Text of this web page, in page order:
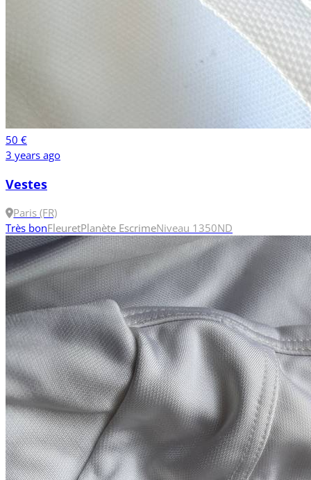
50 €
3 years ago
Vestes
Paris (FR)
Très bonFleuretPlanète EscrimeNiveau 1 350ND